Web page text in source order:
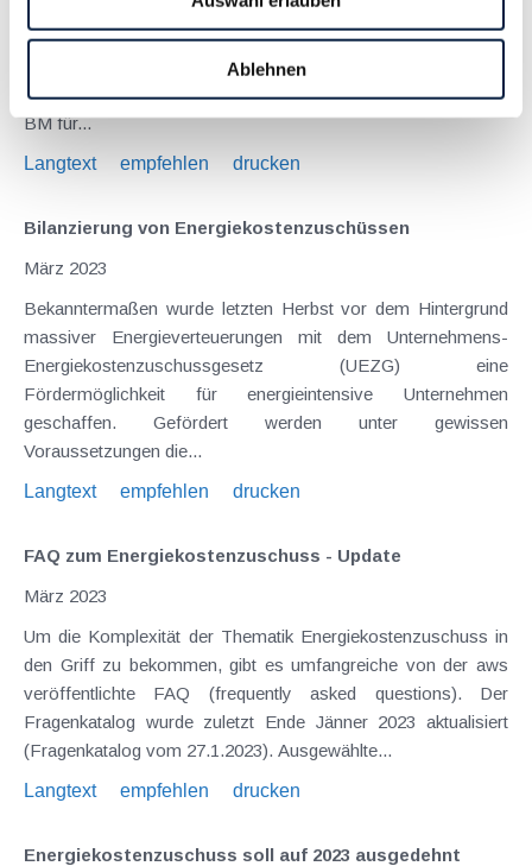
Ablehnen
Energiekostenzuschuss nach wie vor ein wichtiges
Instrument zur Unterstützung betroffener Unternehmen (zur
Verlängerung des Energiekostenzuschusses siehe auch
Beitrag vom Jänner 2023 ). In einer Medieninformation des
BM für...
Langtext
empfehlen drucken
Bilanzierung von Energiekostenzuschüssen
März 2023
Bekanntermaßen wurde letzten Herbst vor dem Hintergrund
massiver Energieverteuerungen mit dem Unternehmens-
Energiekostenzuschussgesetz (UEZG) eine
Fördermöglichkeit für energieintensive Unternehmen
geschaffen. Gefördert werden unter gewissen
Voraussetzungen die...
Langtext
empfehlen drucken
FAQ zum Energiekostenzuschuss - Update
März 2023
Um die Komplexität der Thematik Energiekostenzuschuss in
den Griff zu bekommen, gibt es umfangreiche von der aws
veröffentlichte FAQ (frequently asked questions). Der
Fragenkatalog wurde zuletzt Ende Jänner 2023 aktualisiert
(Fragenkatalog vom 27.1.2023). Ausgewählte...
Langtext
empfehlen drucken
Energiekostenzuschuss soll auf 2023 ausgedehnt